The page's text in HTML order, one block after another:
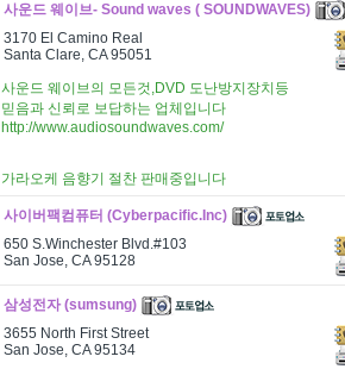
사운드 웨이브- Sound waves ( SOUNDWAVES)
3170 El Camino Real
Santa Clare, CA 95051
사운드 웨이브의 모든것,DVD 도난방지장치등
믿음과 신뢰로 보답하는 업체입니다
http://www.audiosoundwaves.com/
가라오케 음향기 절찬 판매중입니다
사이버팩컴퓨터 (Cyberpacific.Inc)
650 S.Winchester Blvd.#103
San Jose, CA 95128
삼성전자 (sumsung)
3655 North First Street
San Jose, CA 95134